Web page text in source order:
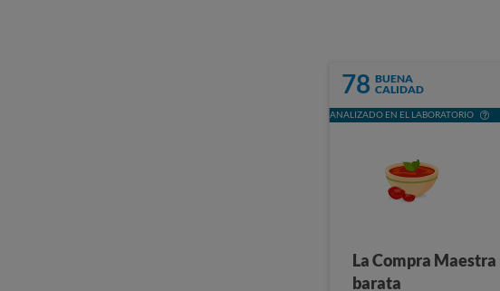
78 BUENA
CALIDAD
ANALIZADO EN EL LABORATORIO
La Compra Maestra
barata